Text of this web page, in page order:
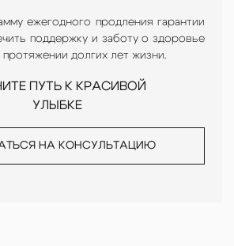
ежегодного продления гарантии
поддержку и заботу о здоровье
долгих лет жизни.
ПУТЬ К КРАСИВОЙ
УЛЫБКЕ
НА КОНСУЛЬТАЦИЮ